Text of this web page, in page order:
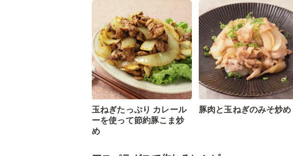
玉ねぎたっぷり カレール
ーを使って節約豚こま炒
め
豚肉と玉ねぎのみそ炒め